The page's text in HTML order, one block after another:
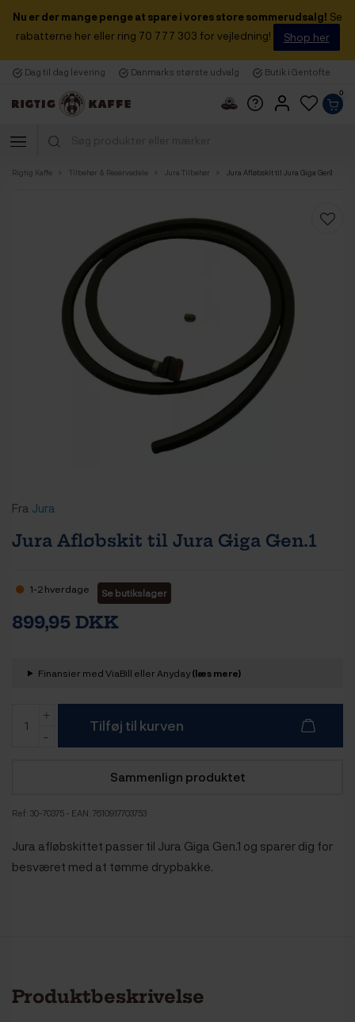
Nu er der mange penge at spare i vores store sommerudsalg! Se
rabatterne her eller ring 70 777 303 for vejledning!
Shop her
Dag til dag levering Danmarks største udvalg Butik i Gentofte
0
Rigtig Kaffe Tilbehør & Reservedele Jura Tilbehør Jura Afløbskit til Jura Giga Gen.1
Fra Jura
Jura Afløbskit til Jura Giga Gen.1
1-2 hverdage Se butikslager
899,95 DKK
Finansier med ViaBill eller Anyday(læs mere)
Tilføj til kurven
Sammenlign produktet
Ref: 30-70375 - EAN: 7610917703753
Jura afløbskittet passer til Jura Giga Gen.1 og sparer dig for
besværet med at tømme drypbakke.
Produktbeskrivelse